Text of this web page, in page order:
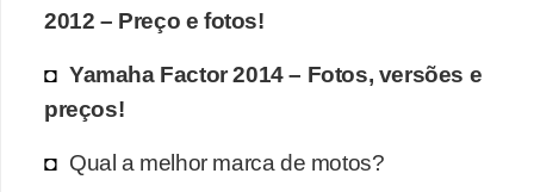
2012 – Preço e fotos!
Yamaha Factor 2014 – Fotos, versões e
preços!
Qual a melhor marca de motos?